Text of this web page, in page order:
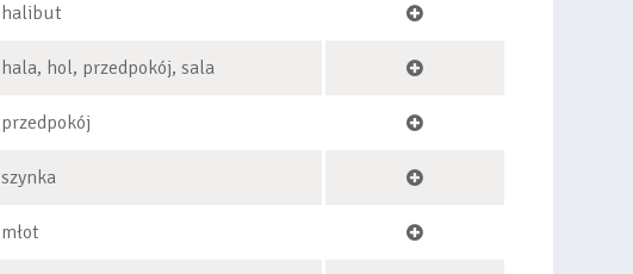
halibut
hala, hol, przedpokój, sala
przedpokój
szynka
młot